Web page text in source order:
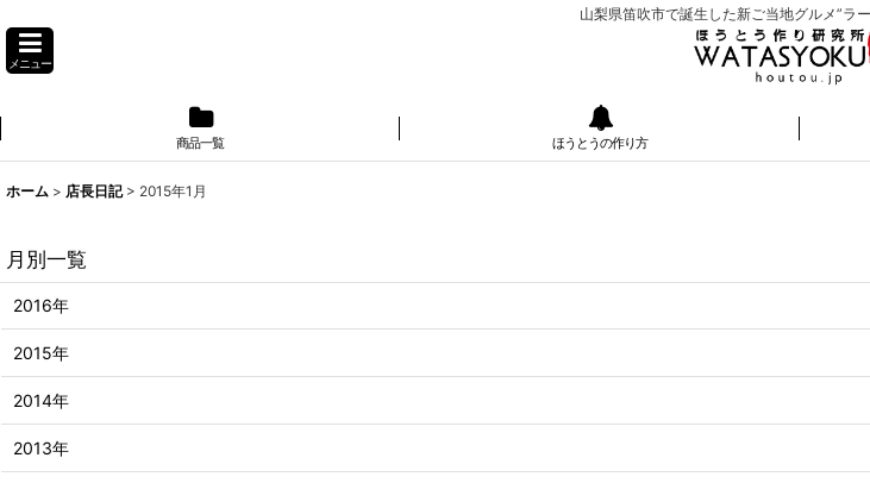
山梨県笛吹市で誕生した新ご当地グルメ”ラ
メニュー
商品一覧 ほうとうの作り方
ホーム > 店長日記 > 2015年1月
月別一覧
2016年
2015年
2014年
2013年